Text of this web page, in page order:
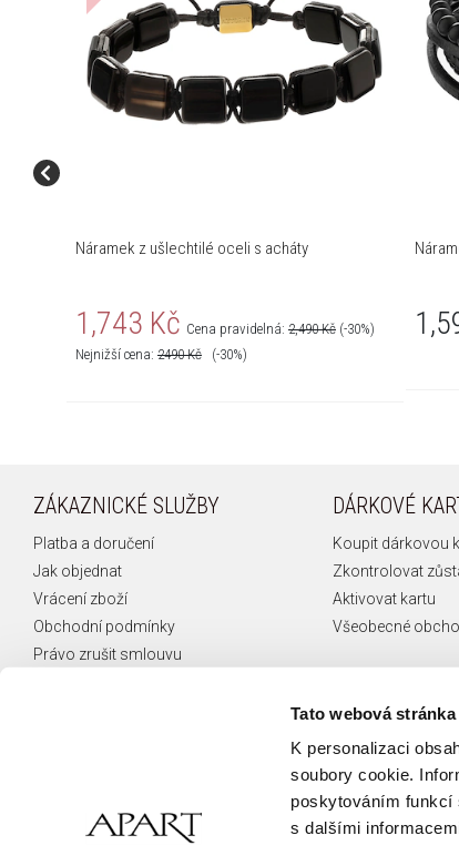
Tato webová
K personalizaci
soubory cookie.
poskytováním funkcí
s dalšími
Náramek z ušlechtilé oceli s acháty
1,743 Kč Cena pravidelná: 2,490 Kč (-30%)
Nejnižší cena: 2490 Kč (-30%)
ZÁKAZNICKÉ SLUŽBY
Platba a doručení
Jak objednat
Vrácení zboží
Obchodní podmínky
Právo zrušit smlouvu
DÁRKOVÉ
Koupit dárkovou
Zkontrolovat
Aktivovat kartu
Všeobecné